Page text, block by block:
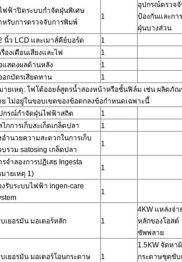
ฟฟ้าปิดระบบกำจัดฝุ่นพิเศษ
หรับการตรวจจับการพิมพ์
1
อุปกรณ์ตรวจจั
ป้องกันและกา
ฝุ่นบางส่วน
นิ้ว LCD และเมาส์คีย์บอร์ด 1
รื่องเตือนเสียงและไฟ
1
แสดงผลด้านหลัง
1
อกบัตรเสียดทาน 1
ายเหตุ: โฟโต้ออยล์สูตรน้ำสองหน้าหรือชั้นฟิล์ม เช่น ผลิตภั
ย ไม่อยู่ในขอบเขตของข้อตกลงข้อกำหนดเฉพาะนี้
กรณ์กำจัดฝุ่นไฟฟ้าสถิต
1
ไกการเก็บสะเก็ดเกล็ดปลา
1
อำนวยความสะดวกในการเก็บ
บรวม satosing เกล็ดปลา
1
รจำลองการปฏิเสธ Ingesta
ายเหตุ 1)
1
งรับระบบไฟฟ้า ingen-care
1
บเยอรมัน มอเตอร์หลัก 1
4KW แหล่งจ่า
หลักของโฮสต์
ซัพพลาย
บเยอรมัน มอเตอร์โอนกระดาษ 1
1.5KW จัดหา
กระดาษชุดขับ